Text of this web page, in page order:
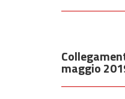
maggio